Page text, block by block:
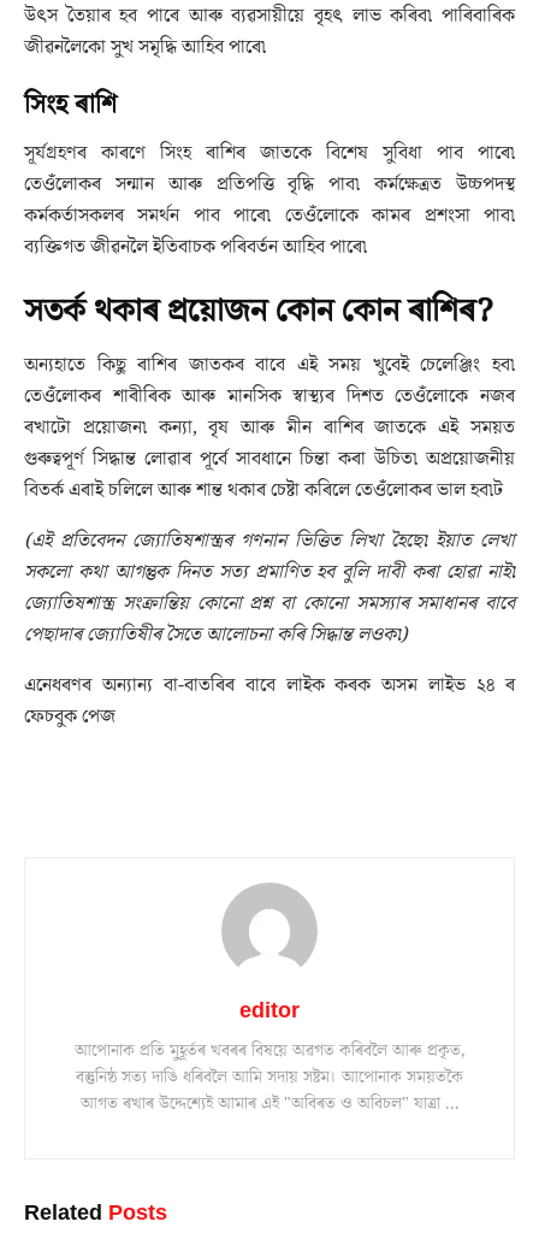
উৎস তৈয়াৰ হব পাৰে আৰু ব্যৱসায়ীয়ে বৃহৎ লাভ কৰিব৷ পাৰিবাৰিক
জীৱনলৈকো সুখ সমৃদ্ধি আহিব পাৰে৷
সিংহ ৰাশি
সূৰ্যগ্ৰহণৰ কাৰণে সিংহ ৰাশিৰ জাতকে বিশেষ সুবিধা পাব পাৰে৷
তেওঁলোকৰ সন্মান আৰু প্ৰতিপত্তি বৃদ্ধি পাব৷ কৰ্মক্ষেত্ৰত উচ্চপদস্থ
কৰ্মকৰ্তাসকলৰ সমৰ্থন পাব পাৰে৷ তেওঁলোকে কামৰ প্ৰশংসা পাব৷
ব্যক্তিগত জীৱনলৈ ইতিবাচক পৰিবৰ্তন আহিব পাৰে৷
সতৰ্ক থকাৰ প্ৰয়োজন কোন কোন ৰাশিৰ?
অন্যহাতে কিছু ৰাশিৰ জাতকৰ বাবে এই সময় খুবেই চেলেঞ্জিং হব৷
তেওঁলোকৰ শাৰীৰিক আৰু মানসিক স্বাস্থ্যৰ দিশত তেওঁলোকে নজৰ
ৰখাটো প্ৰয়োজন৷ কন্যা, বৃষ আৰু মীন ৰাশিৰ জাতকে এই সময়ত
গুৰুত্বপূৰ্ণ সিদ্ধান্ত লোৱাৰ পূৰ্বে সাবধানে চিন্তা কৰা উচিত৷ অপ্ৰয়োজনীয়
বিতৰ্ক এৰাই চলিলে আৰু শান্ত থকাৰ চেষ্টা কৰিলে তেওঁলোকৰ ভাল হব৷ট
(এই প্ৰতিবেদন জ্যোতিষশাস্ত্ৰৰ গণনান ভিত্তিত লিখা হৈছে৷ ইয়াত লেখা
সকলো কথা আগন্তুক দিনত সত্য প্ৰমাণিত হব বুলি দাবী কৰা হোৱা নাই৷
জ্যোতিষশাস্ত্ৰ সংক্ৰান্তিয় কোনো প্ৰশ্ন বা কোনো সমস্যাৰ সমাধানৰ বাবে
পেছাদাৰ জ্যোতিষীৰ সৈতে আলোচনা কৰি সিদ্ধান্ত লওক৷)
এনেধৰণৰ অন্যান্য বা-বাতৰিৰ বাবে লাইক কৰক অসম লাইভ ২৪ ৰ
ফেচবুক পেজ
editor
আপোনাক প্ৰতি মুহূৰ্তৰ খবৰৰ বিষয়ে অৱগত কৰিবলৈ আৰু প্ৰকৃত,
বস্তুনিষ্ঠ সত্য দাঙি ধৰিবলৈ আমি সদায় সষ্টম। আপোনাক সময়তকৈ
আগত ৰখাৰ উদ্দেশ্যেই আমাৰ এই "অবিৰত ও অবিচল" যাত্ৰা ...
Related Posts